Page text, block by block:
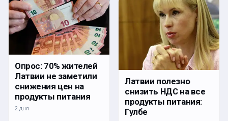
Опрос: 70% жителей
Латвии не заметили
снижения цен на
продукты питания
2 дня
Латвии полезно
снизить НДС на все
продукты питания:
Гулбе